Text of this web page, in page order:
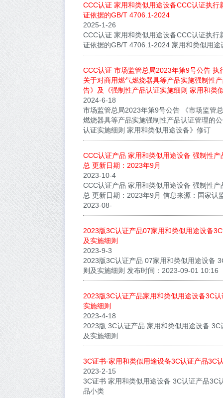
CCC认证 家用和类似用途设备CCC认证执行
证依据的GB/T 4706.1-2024
2025-1-26
CCC认证 家用和类似用途设备CCC认证执行
证依据的GB/T 4706.1-2024 家用和类似用途
CCC认证 市场监管总局2023年第9号公告 执
关于对商用燃气燃烧器具等产品实施强制性
告》及《强制性产品认证实施细则 家用和类
2024-6-18
市场监管总局2023年第9号公告 《市场监管
燃烧器具等产品实施强制性产品认证管理的
认证实施细则 家用和类似用途设备》修订
CCC认证产品 家用和类似用途设备​ 强制性
总 更新日期：2023年9月
2023-10-4
CCC认证产品 家用和类似用途设备 强制性
总 更新日期：2023年9月 信息来源：国家认
2023-08-
2023版3C认证产品07家用和类似用途设备
及实施细则
2023-9-3
2023版3C认证产品 07家用和类似用途设备
则及实施细则 发布时间：2023-09-01 10:16
2023版3C认证产品家用和类似用途设备3C
实施细则
2023-4-18
2023版 3C认证产品 家用和类似用途设备 3C
及实施细则
3C证书-家用和类似用途设备3C认证产品3C
2023-2-15
3C证书 家用和类似用途设备 3C认证产品3C
品小类